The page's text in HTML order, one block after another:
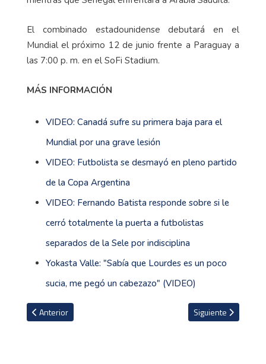
El combinado estadounidense debutará en el
Mundial el próximo 12 de junio frente a Paraguay a
las 7:00 p. m. en el SoFi Stadium.
MÁS INFORMACIÓN
VIDEO: Canadá sufre su primera baja para el
Mundial por una grave lesión
VIDEO: Futbolista se desmayó en pleno partido
de la Copa Argentina
VIDEO: Fernando Batista responde sobre si le
cerró totalmente la puerta a futbolistas
separados de la Sele por indisciplina
Yokasta Valle: "Sabía que Lourdes es un poco
sucia, me pegó un cabezazo" (VIDEO)
Artículo anterior: VIDEO: México anuncia convocatoria para el
Anterior Artículo siguiente:
Siguiente